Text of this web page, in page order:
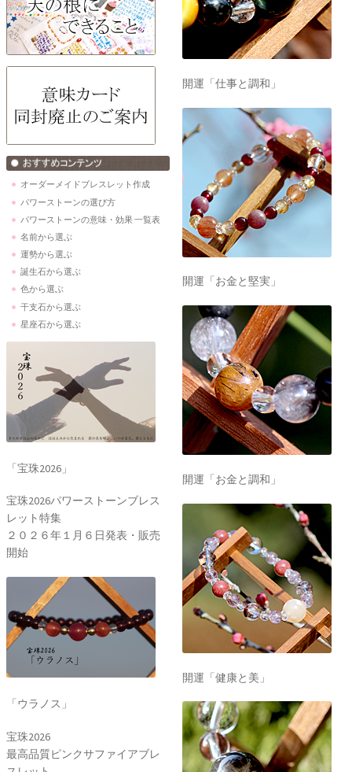
オーダーメイドブレスレット作成
パワーストーンの選び方
パワーストーンの意味・効果 一覧表
名前から選ぶ
運勢から選ぶ
誕生石から選ぶ
色から選ぶ
干支石から選ぶ
星座石から選ぶ
「宝珠2026」
宝珠2026パワーストーンブレス
レット特集
２０２６年１月６日発表・販売
開始
「ウラノス」
宝珠2026
最高品質ピンクサファイアブレ
開運「仕事と調和」
開運「お金と堅実」
開運「お金と調和」
開運「健康と美」